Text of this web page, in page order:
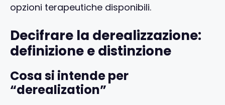
opzioni terapeutiche disponibili.
Decifrare la derealizzazione:
definizione e distinzione
Cosa si intende per
“derealization”